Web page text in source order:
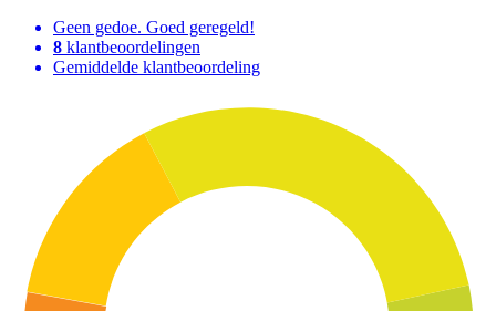
Geen gedoe. Goed geregeld!
8 klantbeoordelingen
Gemiddelde klantbeoordeling